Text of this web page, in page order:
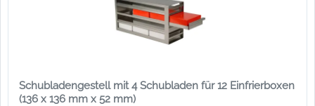
Schubladengestell mit 4 Schubladen für 12 Einfrierboxen
(136 x 136 mm x 52 mm)